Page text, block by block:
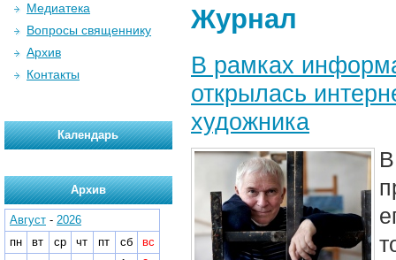
Журнал
В рамках
открылась
художника
Медиатека
Вопросы священнику
Архив
Контакты
Календарь
Архив
Август - 2026
пн
вт ср чт пт сб
вс